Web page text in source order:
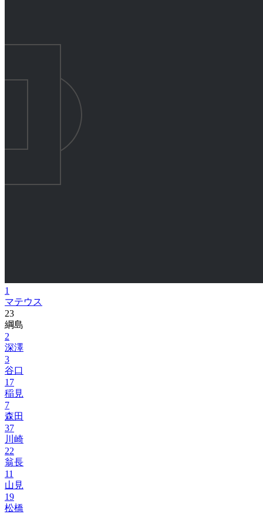
1
マテウス
23
綱島
2
深澤
3
谷口
17
稲見
7
森田
37
川崎
22
翁長
11
山見
19
松橋